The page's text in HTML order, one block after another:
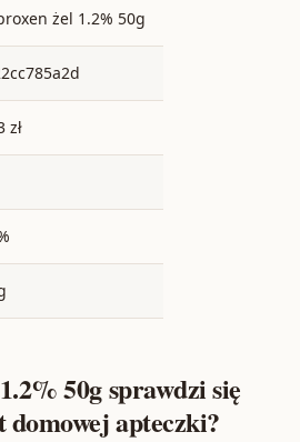
żel 1.2% 50g
zł
50g sprawdzi się
domowej apteczki?